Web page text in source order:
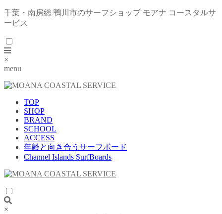
千葉・南房総 鴨川市のサーフショップ モアナ コースタルサ
ービス
×
menu
TOP
SHOP
BRAND
SCHOOL
ACCESS
年齢と向き合うサーフボード
Channel Islands SurfBoards
×